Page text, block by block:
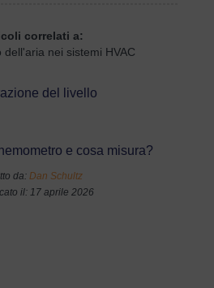
correlati a:
dell'aria nei sistemi HVAC
del livello
e cosa misura?
da: Dan Schultz
il: 17 aprile 2026